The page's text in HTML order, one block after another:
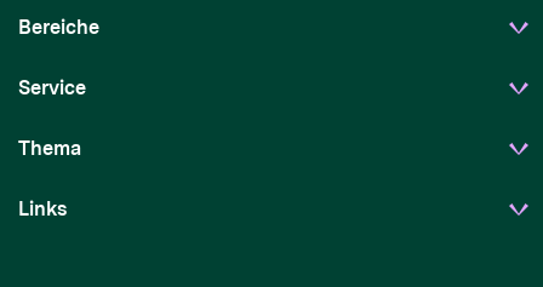
Bereiche
Service
Thema
Links